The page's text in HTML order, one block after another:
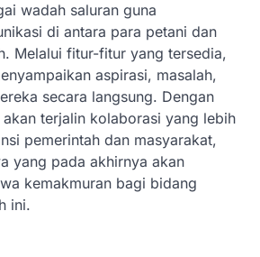
wadah saluran guna
di antara para petani dan
Melalui fitur-fitur yang tersedia,
aspirasi, masalah,
secara langsung. Dengan
terjalin kolaborasi yang lebih
pemerintah dan masyarakat,
yang pada akhirnya akan
kemakmuran bagi bidang
ini.